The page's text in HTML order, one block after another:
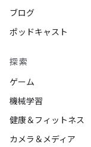
ブログ
ポッドキャスト
探索
ゲーム
機械学習
健康＆フィットネス
カメラ＆メディア